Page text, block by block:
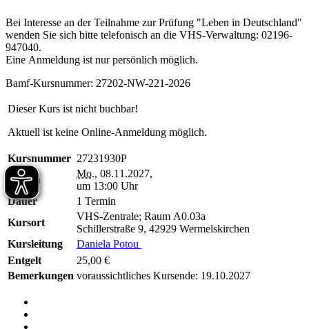
Bei Interesse an der Teilnahme zur Prüfung "Leben in Deutschland"
wenden Sie sich bitte telefonisch an die VHS-Verwaltung: 02196-
947040.
Eine Anmeldung ist nur persönlich möglich.
Bamf-Kursnummer: 27202-NW-221-2026
Dieser Kurs ist nicht buchbar!
Aktuell ist keine Online-Anmeldung möglich.
Kursnummer 27231930P
Beginn
Mo., 08.11.2027,
um 13:00 Uhr
Dauer
1 Termin
Kursort
VHS-Zentrale; Raum A0.03a
Schillerstraße 9, 42929 Wermelskirchen
Kursleitung
Daniela Potou
Entgelt
25,00 €
Bemerkungen voraussichtliches Kursende: 19.10.2027